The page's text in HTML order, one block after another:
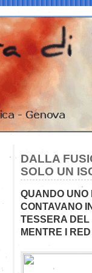
DALLA
SOLO UN
QUANDO UNO
CONTAVANO
TESSERA
MENTRE I